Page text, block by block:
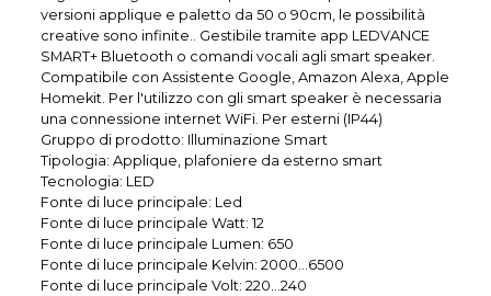
versioni applique e paletto da 50 o 90cm, le possibilità
creative sono infinite.. Gestibile tramite app LEDVANCE
SMART+ Bluetooth o comandi vocali agli smart speaker.
Compatibile con Assistente Google, Amazon Alexa, Apple
Homekit. Per l'utilizzo con gli smart speaker è necessaria
una connessione internet WiFi. Per esterni (IP44)
Gruppo di prodotto: Illuminazione Smart
Tipologia: Applique, plafoniere da esterno smart
Tecnologia: LED
Fonte di luce principale: Led
Fonte di luce principale Watt: 12
Fonte di luce principale Lumen: 650
Fonte di luce principale Kelvin: 2000…6500
Fonte di luce principale Volt: 220…240